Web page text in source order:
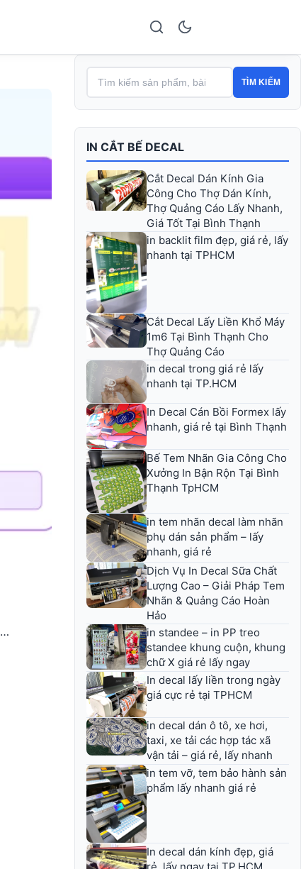
TÌM KIẾM
IN CẮT BẾ DECAL
Cắt Decal Dán Kính Gia
Công Cho Thợ Dán Kính,
Thợ Quảng Cáo Lấy Nhanh,
Giá Tốt Tại Bình Thạnh
in backlit film đẹp, giá rẻ, lấy
nhanh tại TPHCM
Cắt Decal Lấy Liền Khổ Máy
1m6 Tại Bình Thạnh Cho
Thợ Quảng Cáo
in decal trong giá rẻ lấy
nhanh tại TP.HCM
In Decal Cán Bồi Formex lấy
nhanh, giá rẻ tại Bình Thạnh
Bế Tem Nhãn Gia Công Cho
Xưởng In Bận Rộn Tại Bình
Thạnh TpHCM
in tem nhãn decal làm nhãn
phụ dán sản phẩm – lấy
nhanh, giá rẻ
Dịch Vụ In Decal Sữa Chất
Lượng Cao – Giải Pháp Tem
Nhãn & Quảng Cáo Hoàn
Hảo
in standee – in PP treo
standee khung cuộn, khung
chữ X giá rẻ lấy ngay
In decal lấy liền trong ngày
giá cực rẻ tại TPHCM
in decal dán ô tô, xe hơi,
taxi, xe tải các hợp tác xã
vận tải – giá rẻ, lấy nhanh
in tem vỡ, tem bảo hành sản
phẩm lấy nhanh giá rẻ
In decal dán kính đẹp, giá